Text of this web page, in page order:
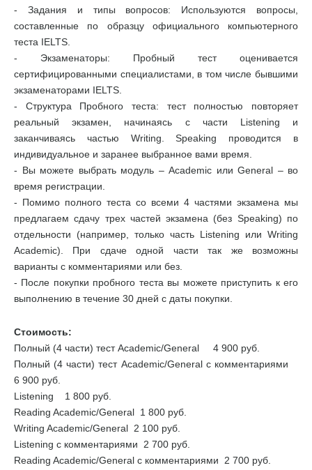
- Задания и типы вопросов: Используются вопросы,
составленные по образцу официального компьютерного
теста IELTS.
- Экзаменаторы: Пробный тест оценивается
сертифицированными специалистами, в том числе бывшими
экзаменаторами IELTS.
- Структура Пробного теста: тест полностью повторяет
реальный экзамен, начинаясь с части Listening и
заканчиваясь частью Writing. Speaking проводится в
индивидуальное и заранее выбранное вами время.
- Вы можете выбрать модуль – Academic или General – во
время регистрации.
- Помимо полного теста со всеми 4 частями экзамена мы
предлагаем сдачу трех частей экзамена (без Speaking) по
отдельности (например, только часть Listening или Writing
Academic). При сдаче одной части так же возможны
варианты с комментариями или без.
- После покупки пробного теста вы можете приступить к его
выполнению в течение 30 дней с даты покупки.
Стоимость:
Полный (4 части) тест Academic/General 4 900 руб.
Полный (4 части) тест Academic/General с комментариями
6 900 руб.
Listening 1 800 руб.
Reading Academic/General 1 800 руб.
Writing Academic/General 2 100 руб.
Listening с комментариями 2 700 руб.
Reading Academic/General с комментариями 2 700 руб.